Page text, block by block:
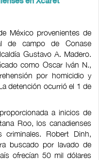
México provenientes de
de campo de Conase
Gustavo A. Madero.
como Oscar Iván N.,
por homicidio y
detención ocurrió el 1 de
a inicios de
Roo, los canadienses
criminales. Robert Dinh,
buscado por lavado de
ofrecían 50 mil dólares